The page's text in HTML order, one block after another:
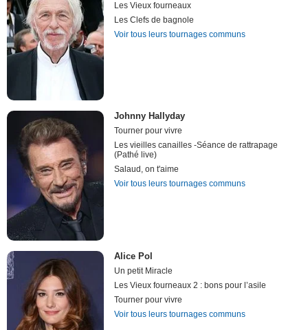
Les Vieux fourneaux
Les Clefs de bagnole
Voir tous leurs tournages communs
Johnny Hallyday
Tourner pour vivre
Les vieilles canailles -Séance de rattrapage
(Pathé live)
Salaud, on t'aime
Voir tous leurs tournages communs
Alice Pol
Un petit Miracle
Les Vieux fourneaux 2 : bons pour l’asile
Tourner pour vivre
Voir tous leurs tournages communs